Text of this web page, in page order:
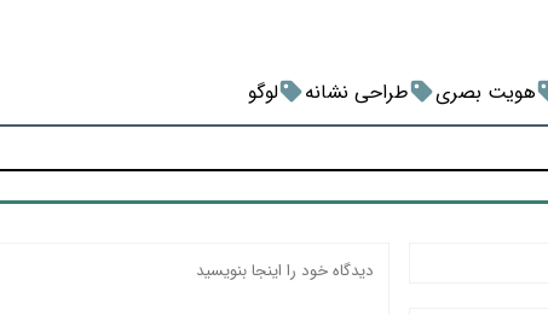
هویت بصری طراحی نشانه لوگو